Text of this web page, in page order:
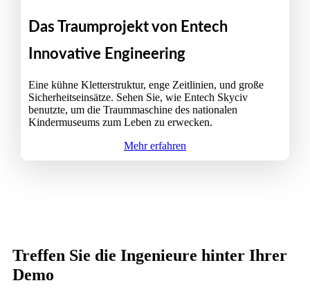
Das Traumprojekt von Entech
Innovative Engineering
Eine kühne Kletterstruktur, enge Zeitlinien, und große
Sicherheitseinsätze. Sehen Sie, wie Entech Skyciv
benutzte, um die Traummaschine des nationalen
Kindermuseums zum Leben zu erwecken.
Mehr erfahren
Treffen Sie die Ingenieure hinter Ihrer
Demo